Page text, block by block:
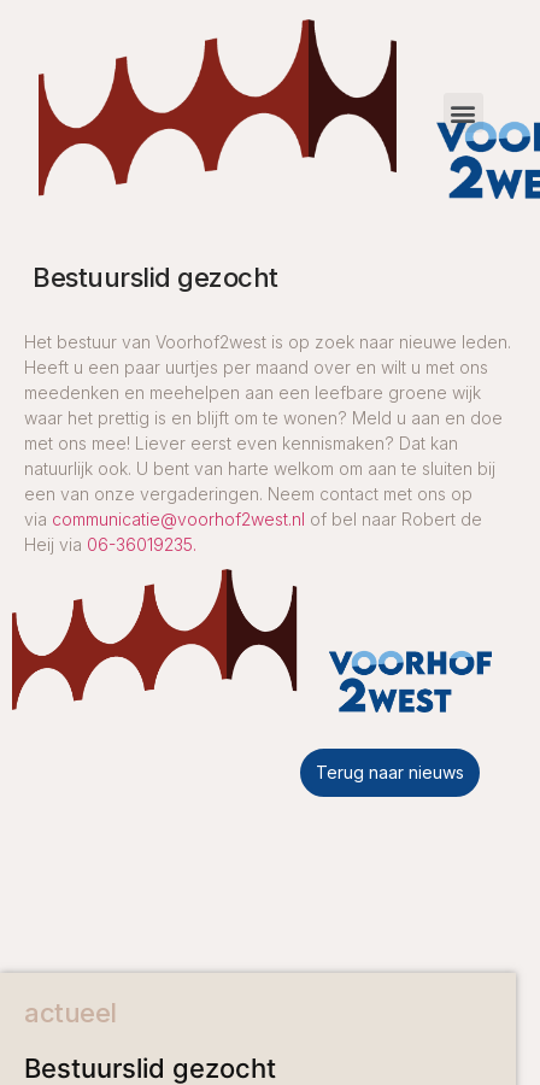
Bestuurslid gezocht
Het bestuur van Voorhof2west is op zoek naar nieuwe leden.
Heeft u een paar uurtjes per maand over en wilt u met ons
meedenken en meehelpen aan een leefbare groene wijk
waar het prettig is en blijft om te wonen? Meld u aan en doe
met ons mee! Liever eerst even kennismaken? Dat kan
natuurlijk ook. U bent van harte welkom om aan te sluiten bij
een van onze vergaderingen. Neem contact met ons op
via communicatie@voorhof2west.nl of bel naar Robert de
Heij via 06-36019235.
Terug naar nieuws
actueel
Bestuurslid gezocht